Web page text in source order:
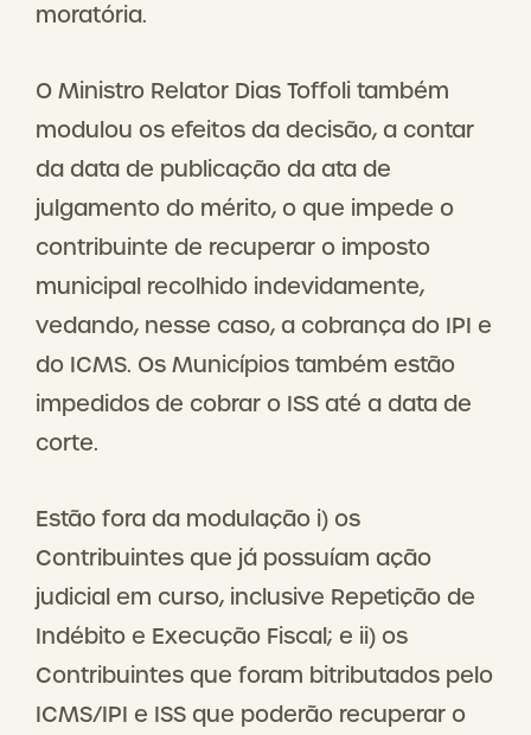
moratória.
O Ministro Relator Dias Toffoli também
modulou os efeitos da decisão, a contar
da data de publicação da ata de
julgamento do mérito, o que impede o
contribuinte de recuperar o imposto
municipal recolhido indevidamente,
vedando, nesse caso, a cobrança do IPI e
do ICMS. Os Municípios também estão
impedidos de cobrar o ISS até a data de
corte.
Estão fora da modulação i) os
Contribuintes que já possuíam ação
judicial em curso, inclusive Repetição de
Indébito e Execução Fiscal; e ii) os
Contribuintes que foram bitributados pelo
ICMS/IPI e ISS que poderão recuperar o